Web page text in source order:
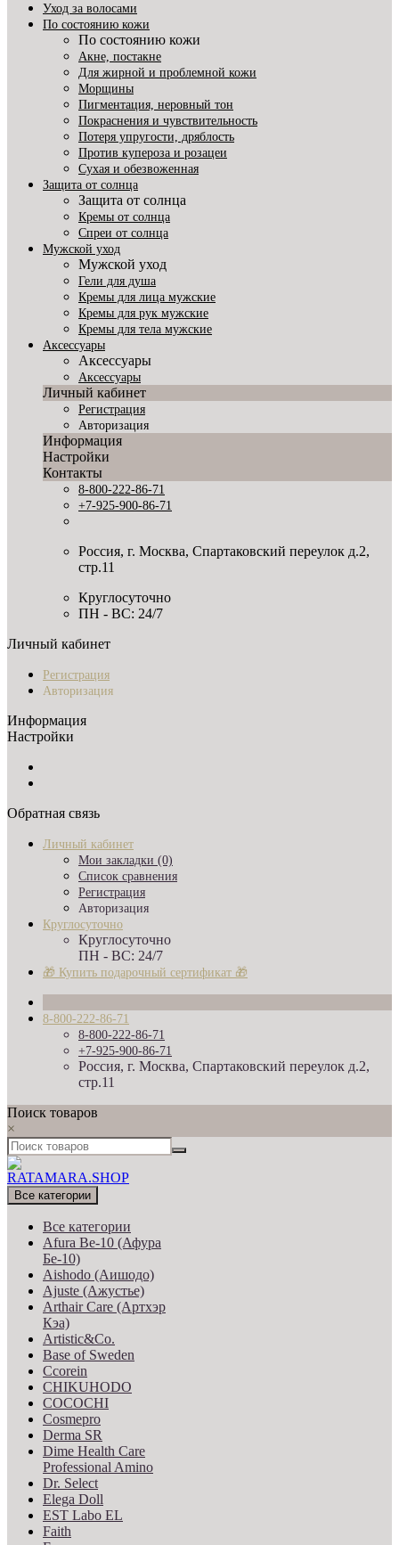
Уход за волосами
По состоянию кожи
По состоянию кожи
Акне, постакне
Для жирной и проблемной кожи
Морщины
Пигментация, неровный тон
Покраснения и чувствительность
Потеря упругости, дряблость
Против купероза и розацеи
Сухая и обезвоженная
Защита от солнца
Защита от солнца
Кремы от солнца
Спреи от солнца
Мужской уход
Мужской уход
Гели для душа
Кремы для лица мужские
Кремы для рук мужские
Кремы для тела мужские
Аксессуары
Аксессуары
Аксессуары
Личный кабинет
Регистрация
Авторизация
Информация
Настройки
Контакты
8-800-222-86-71
+7-925-900-86-71
Россия, г. Москва, Спартаковский переулок д.2,
стр.11
Круглосуточно
ПН - ВС: 24/7
Личный кабинет
Регистрация
Авторизация
Информация
Настройки
Обратная связь
Личный кабинет
Мои закладки (0)
Список сравнения
Регистрация
Авторизация
Круглосуточно
Круглосуточно
ПН - ВС: 24/7
🎁 Купить подарочный сертификат 🎁
8-800-222-86-71
8-800-222-86-71
+7-925-900-86-71
Россия, г. Москва, Спартаковский переулок д.2,
стр.11
Поиск товаров
×
Все категории
Все категории
Afura Be-10 (Афура
Бе-10)
Aishodo (Аишодо)
Ajuste (Ажустье)
Arthair Care (Артхэр
Кэа)
Artistic&Co.
Base of Sweden
Ccorein
CHIKUHODO
COCOCHI
Cosmepro
Derma SR
Dime Health Care
Professional Amino
Dr. Select
Elega Doll
EST Labo EL
Faith